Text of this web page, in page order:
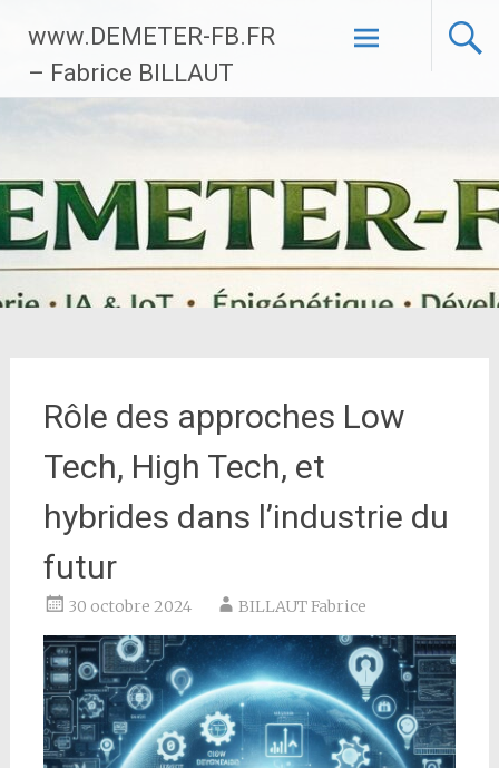
contenu
principal
www.DEMETER-FB.FR
– Fabrice BILLAUT
Rôle des approches Low
Tech, High Tech, et
hybrides dans l’industrie du
futur
30 octobre 2024 BILLAUT Fabrice